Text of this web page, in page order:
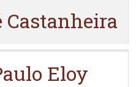
Castanheira
Eloy